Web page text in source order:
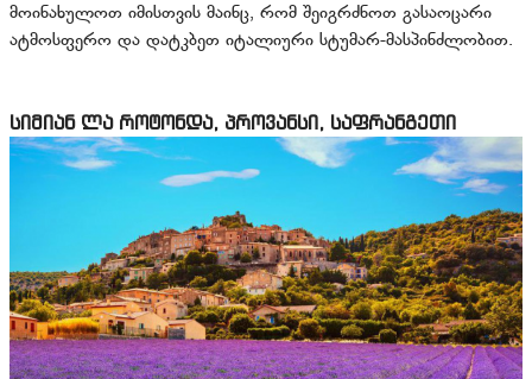
მოინახულოთ იმისთვის მაინც, რომ შეიგრძნოთ გასაოცარი
ატმოსფერო და დატკბეთ იტალიური სტუმარ-მასპინძლობით.
სიმიან ლა როტონდა, პროვანსი, საფრანგეთი